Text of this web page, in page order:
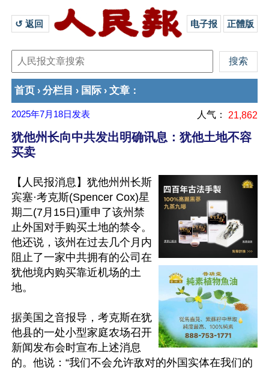
↺ 返回 电子报 正體版
首页 › 分栏目 › 国际 › 文章 ：
2025年7月18日 发表 人气： 21,862
犹他州长向中共发出明确讯息：犹他土地不容
买卖
【人民报消息】犹他州州长斯
宾塞·考克斯(Spencer Cox)星
期二(7月15日)重申了该州禁
止外国对手购买土地的禁令。
他还说，该州在过去几个月内
阻止了一家中共拥有的公司在
犹他境内购买靠近机场的土
地。
据美国之音报导，考克斯在犹
他县的一处小型家庭农场召开
新闻发布会时宣布上述消息
的。他说：“我们不会允许敌对的外国实体在我们的